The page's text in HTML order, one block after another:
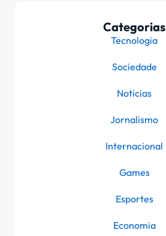
Categorias
Tecnologia
Sociedade
Noticias
Jornalismo
Internacional
Games
Esportes
Economia